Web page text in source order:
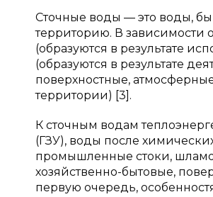
Сточные воды — это воды,
территорию. В зависимости
(образуются в результате
(образуются в результате
поверхностные,
территории) [3].
К сточным водам
(ГЗУ), воды после
промышленные стоки,
хозяйственно-бытовые,
первую очередь,